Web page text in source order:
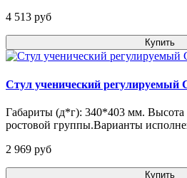
4 513 pуб
Купить
Стул ученический регулируемый
Габариты (д*г): 340*403 мм. Высота
ростовой группы.Варианты
2 969 pуб
Купить